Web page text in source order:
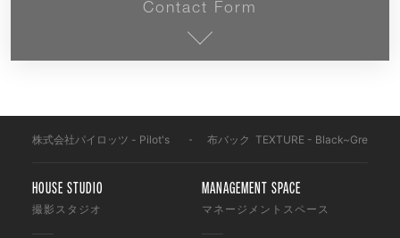
Contact Form
株式会社パイロッツ - Pilot's 布バック TEXTURE - Black~Grey
HOUSE STUDIO
撮影スタジオ
MANAGEMENT SPACE
マネージメントスペース